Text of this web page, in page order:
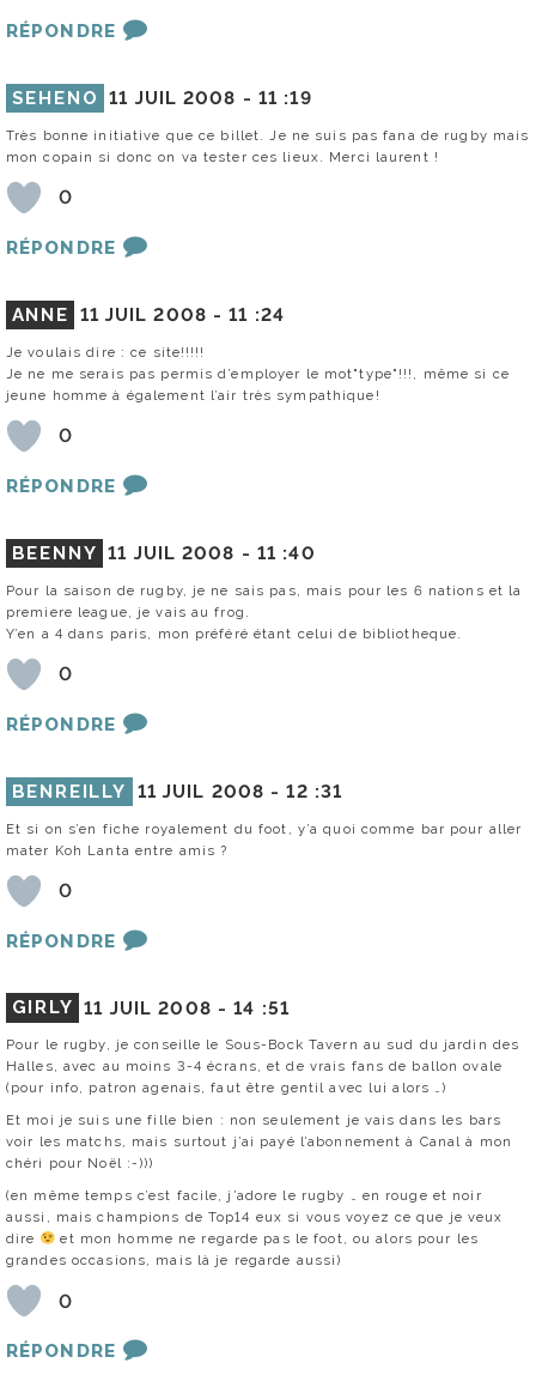
RÉPONDRE
SEHENO 11 JUIL 2008 - 11 :19
Très bonne initiative que ce billet. Je ne suis pas fana de rugby mais
mon copain si donc on va tester ces lieux. Merci laurent !
0
RÉPONDRE
ANNE 11 JUIL 2008 -11 :24
Je voulais dire : ce site!!!!!
Je ne me serais pas permis d’employer le mot"type"!!!, même si ce
jeune homme à également l’air très sympathique!
0
RÉPONDRE
BEENNY 11 JUIL 2008 - 11 :40
Pour la saison de rugby, je ne sais pas, mais pour les 6 nations et la
premiere league, je vais au frog.
Y’en a 4 dans paris, mon préféré étant celui de bibliotheque.
0
RÉPONDRE
BENREILLY 11 JUIL 2008 -12 :31
Et si on s’en fiche royalement du foot, y’a quoi comme bar pour aller
mater Koh Lanta entre amis ?
0
RÉPONDRE
GIRLY 11 JUIL 2008 -14 :51
Pour le rugby, je conseille le Sous-Bock Tavern au sud du jardin des
Halles, avec au moins 3-4 écrans, et de vrais fans de ballon ovale
(pour info, patron agenais, faut être gentil avec lui alors …)
Et moi je suis une fille bien : non seulement je vais dans les bars
voir les matchs, mais surtout j’ai payé l’abonnement à Canal à mon
chéri pour Noël :-)))
(en même temps c’est facile, j’adore le rugby … en rouge et noir
aussi, mais champions de Top14 eux si vous voyez ce que je veux
dire
et mon homme ne regarde pas le foot, ou alors pour les
grandes occasions, mais là je regarde aussi)
0
RÉPONDRE